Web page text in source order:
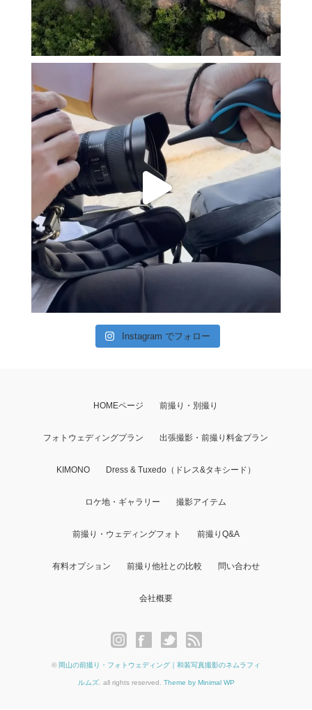
Instagram でフォロー
HOMEページ 前撮り・別撮り
フォトウェディングプラン 出張撮影・前撮り料金プラン
KIMONO Dress & Tuxedo（ドレス&タキシード）
ロケ地・ギャラリー 撮影アイテム
前撮り・ウェディングフォト 前撮りQ&A
有料オプション 前撮り他社との比較 問い合わせ
会社概要
© 岡山の前撮り・フォトウェディング｜和装写真撮影のネムラフィ
ルムズ. all rights reserved. Theme by Minimal WP